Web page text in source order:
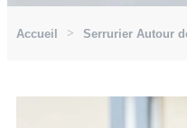
Accueil Serrurier Autour